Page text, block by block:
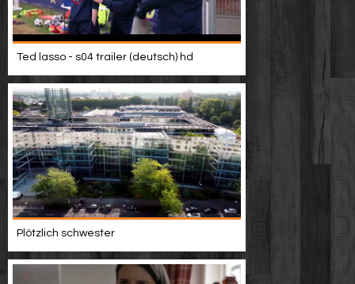
Ted lasso - s04 trailer (deutsch) hd
Plötzlich schwester